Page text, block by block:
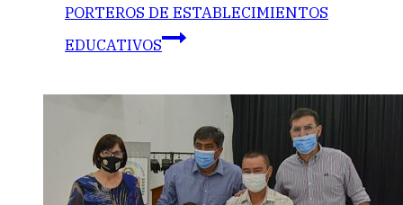
PORTEROS DE ESTABLECIMIENTOS
EDUCATIVOS